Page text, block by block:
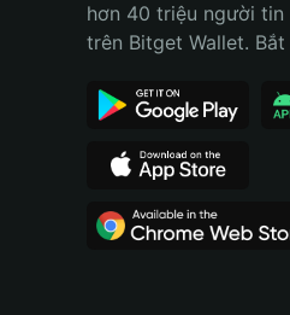
Português (Brasil)
hơn 40 triệu người
trên Bitget Wallet.